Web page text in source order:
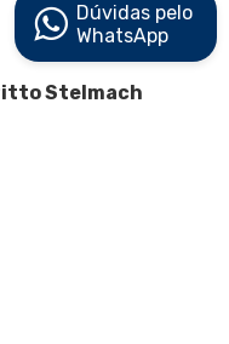
Stelmach
Dúvidas pelo
WhatsApp